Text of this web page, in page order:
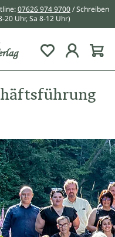
07626 974 9700/ Schreiben
20 Uhr, Sa 8-12 Uhr)
Du hast 0